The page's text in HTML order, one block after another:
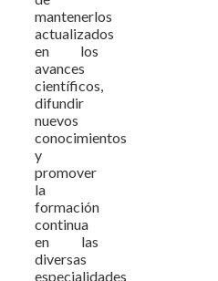
mantenerlos
actualizados
en los
avances
científicos,
difundir
nuevos
conocimientos
y
promover
la
formación
continua
en las
diversas
especialidades